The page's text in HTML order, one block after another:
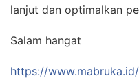
lanjut dan optimalkan
Salam hangat
https://